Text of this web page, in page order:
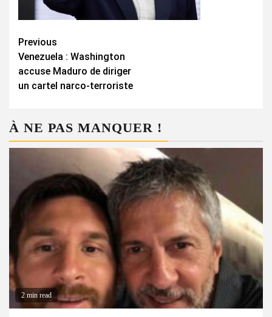
Continue
Reading
Previous
Venezuela : Washington
accuse Maduro de diriger
un cartel narco-terroriste
À NE PAS MANQUER !
2 min read